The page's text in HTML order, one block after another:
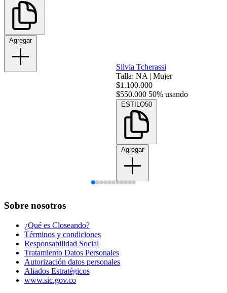
Agregar
Silvia Tcherassi
Talla: NA | Mujer
$1.100.000
$550.000 50% usando
ESTILO50
Agregar
Sobre nosotros
¿Qué es Closeando?
Términos y condiciones
Responsabilidad Social
Tratamiento Datos Personales
Autorización datos personales
Aliados Estratégicos
www.sic.gov.co